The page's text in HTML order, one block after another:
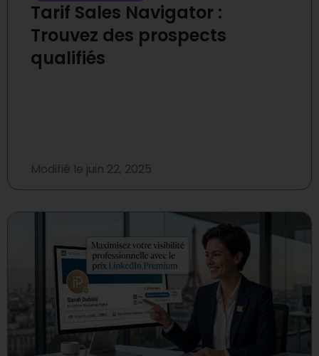
Tarif Sales Navigator :
Trouvez des prospects
qualifiés
Modifié le juin 22, 2025